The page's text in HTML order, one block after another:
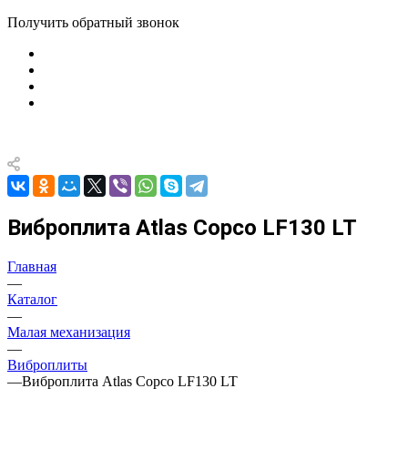
Получить обратный звонок
Виброплита Atlas Copco LF130 LT
Главная
—
Каталог
—
Малая механизация
—
Виброплиты
—Виброплита Atlas Copco LF130 LT